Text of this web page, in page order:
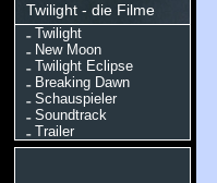
Twilight - die Filme
Twilight
New Moon
Twilight Eclipse
Breaking Dawn
Schauspieler
Soundtrack
Trailer